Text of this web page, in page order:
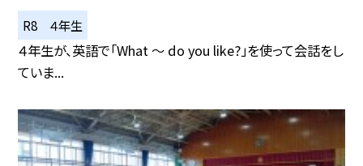
R8 ４年生
４年生が、英語で「What ～ do you like?」を使って会話をし
ていま...